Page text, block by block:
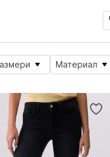
Материал